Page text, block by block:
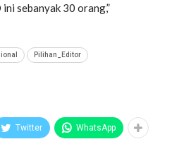
sebanyak 30 orang,”
Pilihan_Editor
Twitter WhatsApp